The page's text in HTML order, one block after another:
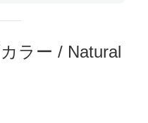
ラー / Natural